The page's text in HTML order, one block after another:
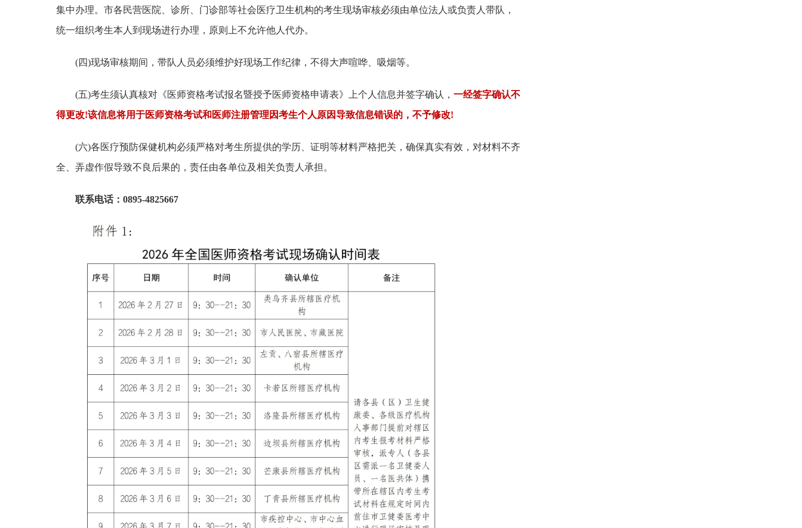
集中办理。市各民营医院、诊所、门诊部等社会医疗卫生机构的考生现场审核必须由单位法人或负责人带队，
统一组织考生本人到现场进行办理，原则上不允许他人代办。
(四)现场审核期间，带队人员必须维护好现场工作纪律，不得大声喧哗、吸烟等。
(五)考生须认真核对《医师资格考试报名暨授予医师资格申请表》上个人信息并签字确认，一经签字确认不
得更改!该信息将用于医师资格考试和医师注册管理因考生个人原因导致信息错误的，不予修改!
(六)各医疗预防保健机构必须严格对考生所提供的学历、证明等材料严格把关，确保真实有效，对材料不齐
全、弄虚作假导致不良后果的，责任由各单位及相关负责人承担。
联系电话：0895-4825667